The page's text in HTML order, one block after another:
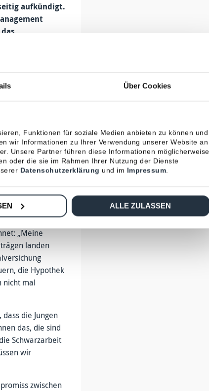
Über Cookies
Funktionen für soziale Medien anbieten zu können und
wir Informationen zu Ihrer Verwendung unserer Website an
Unsere Partner führen diese Informationen möglicherweise
oder die sie im Rahmen Ihrer Nutzung der Dienste
Datenschutzerklärung und im Impressum.
ALLE ZULASSEN
aufkündigt.
Dauer nicht“,
School of
in Deutschland
weiter
die
finanzieren. Wie
an
liegt der
warnt
ergebe sich
40 Prozent.
Arbeitnehmers
„Meine
landen
die Hypothek
nicht mal
die Jungen
das, die sind
Schwarzarbeit
wir
zwischen